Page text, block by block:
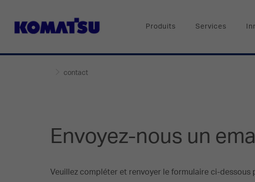
Produits Services
contact
Envoyez-nous un
Veuillez compléter et renvoyer le formulaire ci-dessous